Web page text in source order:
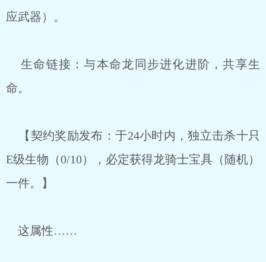
应武器）。
生命链接：与本命龙同步进化进阶，共享生
命。
【契约奖励发布：于24小时内，独立击杀十只
E级生物（0/10），必定获得龙骑士宝具（随机）
一件。】
这属性……